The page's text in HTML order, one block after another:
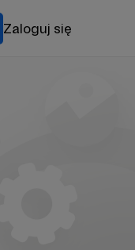
Zaloguj się